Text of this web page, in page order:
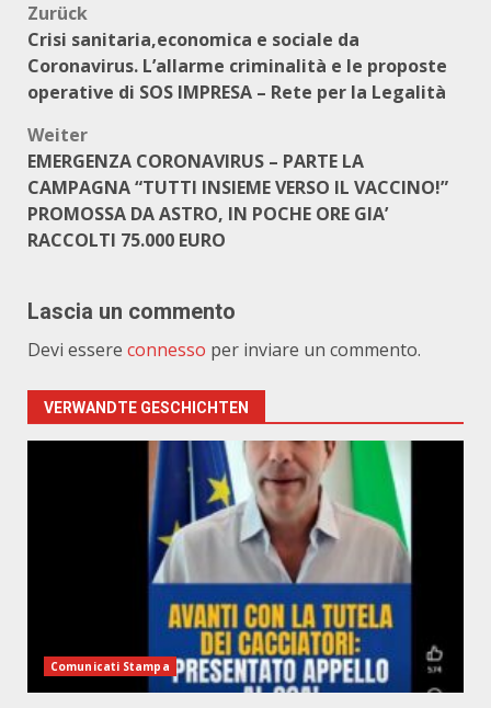
Beitragsnavigation
Zurück
Crisi sanitaria,economica e sociale da
Coronavirus. L’allarme criminalità e le proposte
operative di SOS IMPRESA – Rete per la Legalità
Weiter
EMERGENZA CORONAVIRUS – PARTE LA
CAMPAGNA “TUTTI INSIEME VERSO IL VACCINO!”
PROMOSSA DA ASTRO, IN POCHE ORE GIA’
RACCOLTI 75.000 EURO
Lascia un commento
Devi essere connesso per inviare un commento.
VERWANDTE GESCHICHTEN
Comunicati Stampa